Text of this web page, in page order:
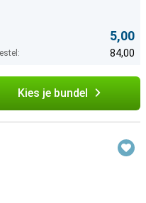
5,00
84,00
Kies je bundel